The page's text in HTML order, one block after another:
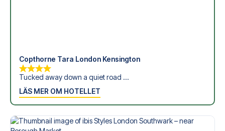
Copthorne Tara London Kensington
Tucked away down a quiet road ...
LÄS MER OM HOTELLET